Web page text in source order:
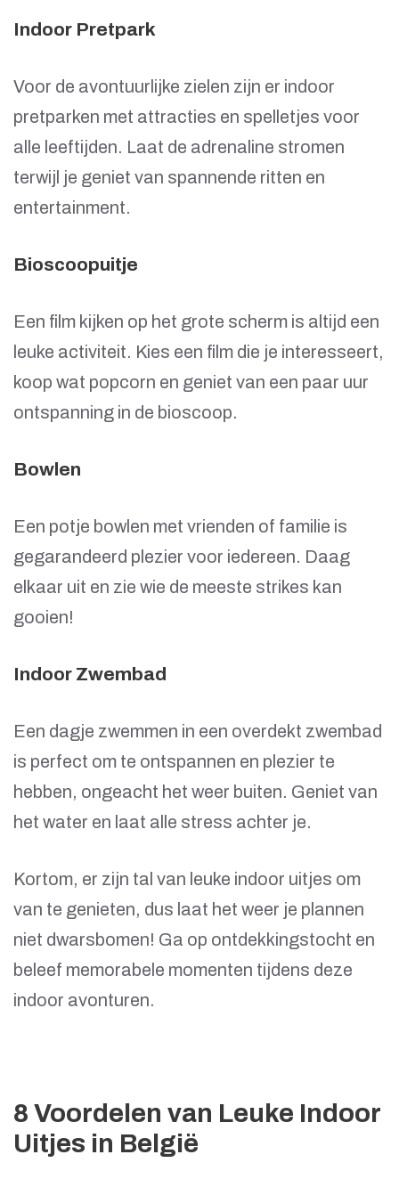
Indoor Pretpark
Voor de avontuurlijke zielen zijn er indoor
pretparken met attracties en spelletjes voor
alle leeftijden. Laat de adrenaline stromen
terwijl je geniet van spannende ritten en
entertainment.
Bioscoopuitje
Een film kijken op het grote scherm is altijd een
leuke activiteit. Kies een film die je interesseert,
koop wat popcorn en geniet van een paar uur
ontspanning in de bioscoop.
Bowlen
Een potje bowlen met vrienden of familie is
gegarandeerd plezier voor iedereen. Daag
elkaar uit en zie wie de meeste strikes kan
gooien!
Indoor Zwembad
Een dagje zwemmen in een overdekt zwembad
is perfect om te ontspannen en plezier te
hebben, ongeacht het weer buiten. Geniet van
het water en laat alle stress achter je.
Kortom, er zijn tal van leuke indoor uitjes om
van te genieten, dus laat het weer je plannen
niet dwarsbomen! Ga op ontdekkingstocht en
beleef memorabele momenten tijdens deze
indoor avonturen.
8 Voordelen van Leuke Indoor
Uitjes in België